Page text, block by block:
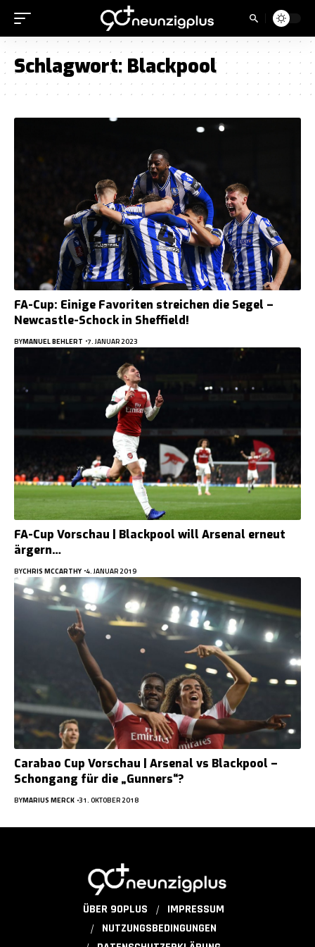
Schlagwort: Blackpool
FA-Cup: Einige Favoriten streichen die Segel –
Newcastle-Schock in Sheffield!
BYMANUEL BEHLERT 7. JANUAR 2023
FA-Cup Vorschau | Blackpool will Arsenal erneut
ärgern…
BYCHRIS MCCARTHY 4. JANUAR 2019
Carabao Cup Vorschau | Arsenal vs Blackpool –
Schongang für die „Gunners“?
BYMARIUS MERCK 31. OKTOBER 2018
ÜBER 90PLUS
IMPRESSUM
NUTZUNGSBEDINGUNGEN